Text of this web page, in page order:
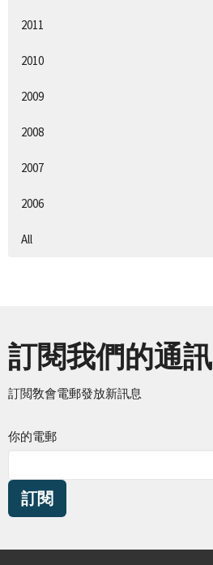
2011
2010
2009
2008
2007
2006
All
訂閱我們的通訊
訂閲敎會電郵發放新訊息
你的電郵
訂閱